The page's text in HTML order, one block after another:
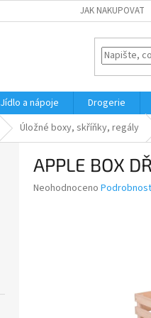
JAK NAKUPOVAT
Jídlo a nápoje Drogerie
Úložné boxy, skříňky, regály
APPLE BOX
Průměrné
Neohodnoceno